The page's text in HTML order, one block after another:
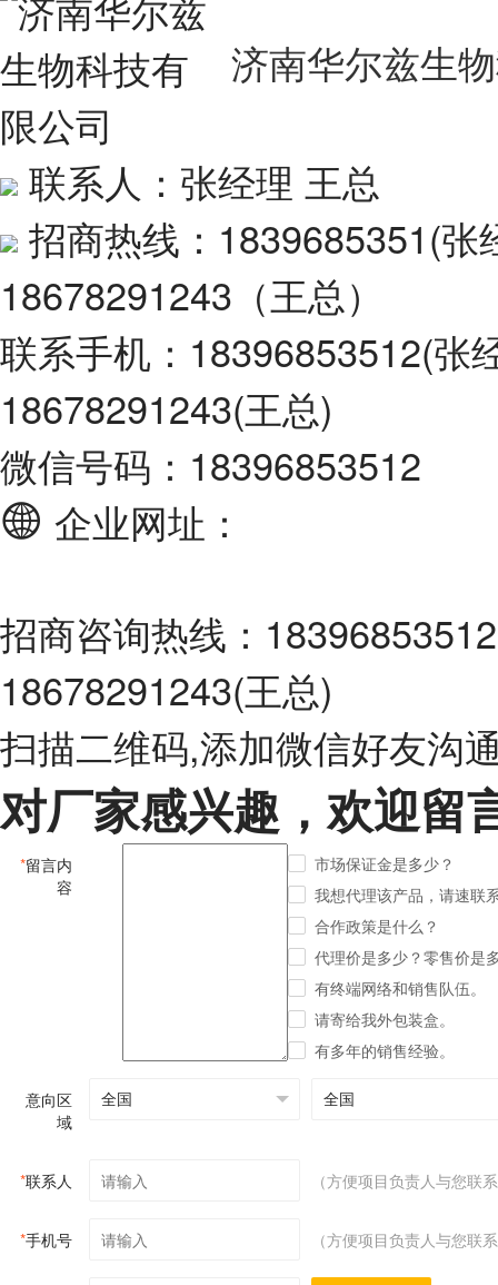
济南华尔兹生
联系人：张经理 王总
招商热线：1839685351(张
18678291243（王总）
联系手机：18396853512(张
18678291243(王总)
微信号码：18396853512
企业网址：
招商咨询热线：
18678291243(王总)
扫描二维码,添加微信好友沟
对厂家感兴趣，欢迎留
*留言内
容
市场保证金是多少？
我想代理该产品，请速联
合作政策是什么？
代理价是多少？零售价是
有终端网络和销售队伍。
请寄给我外包装盒。
有多年的销售经验。
意向区
域
*联系人 （方便项目负责人与您联
*手机号 （方便项目负责人与您联